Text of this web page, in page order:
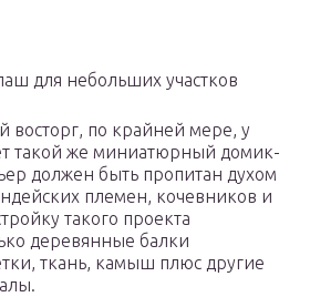
для небольших участков
восторг, по крайней мере, у
такой же миниатюрный домик-
должен быть пропитан духом
племен, кочевников и
такого проекта
деревянные балки
ткань, камыш плюс другие